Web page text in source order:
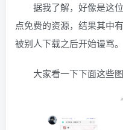
据我了解，好像是这
点免费的资源，结果其中
被别人下载之后开始谩骂。
大家看一下下面这些图